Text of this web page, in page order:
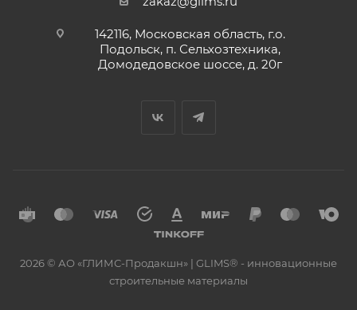
142116, Московская область, г.о.
Подольск, п. Сельхозтехника,
Домодедовское шоссе, д. 20г
2026 © АО «ГЛИМС-Продакшн» | GLIMS® - инновационные
строительные материалы